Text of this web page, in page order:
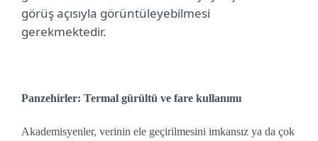
görüş açısıyla görüntüleyebilmesi
gerekmektedir.
Panzehirler: Termal gürültü ve fare kullanımı
Akademisyenler, verinin ele geçirilmesini imkansız ya da çok